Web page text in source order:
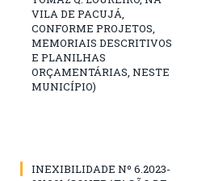
VILA DE PACUJÁ,
CONFORME PROJETOS,
MEMORIAIS DESCRITIVOS
E PLANILHAS
ORÇAMENTÁRIAS, NESTE
MUNICÍPIO)
INEXIBILIDADE Nº 6.2023-